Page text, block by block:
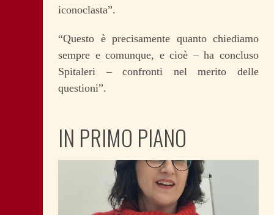
iconoclasta”.
“Questo è precisamente quanto chiediamo
sempre e comunque, e cioè – ha concluso
Spitaleri – confronti nel merito delle
questioni”.
IN PRIMO PIANO